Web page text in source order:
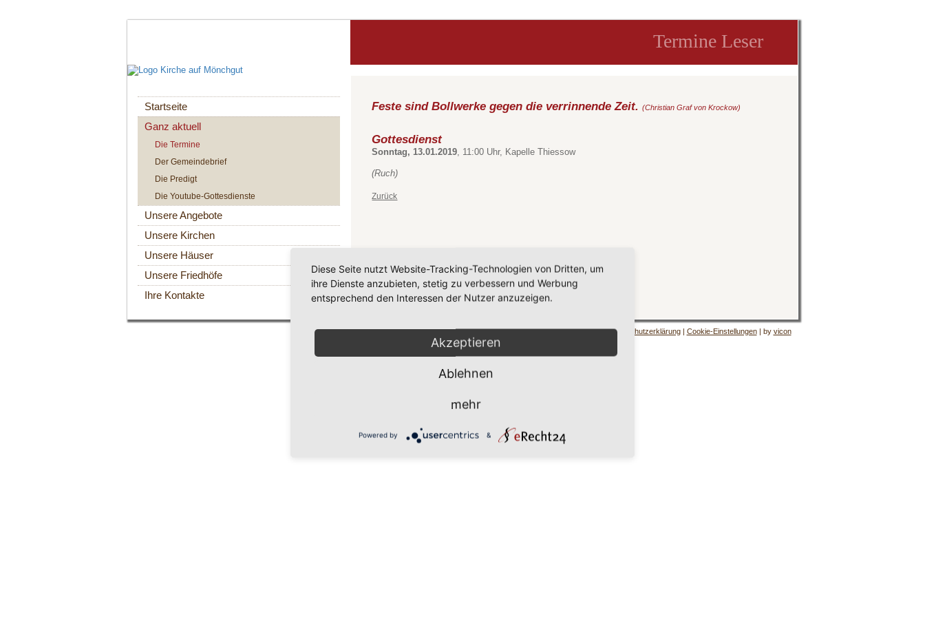
Termine Leser
Feste sind Bollwerke gegen die verrinnende Zeit.(Christian Graf von Krockow)
Gottesdienst
Sonntag, 13.01.2019, 11:00 Uhr, Kapelle Thiessow
(Ruch)
Zurück
Navigation
überspringen
Startseite
Ganz aktuell
Die Termine
Der Gemeindebrief
Die Predigt
Die Youtube-Gottesdienste
Unsere Angebote
Unsere Kirchen
Unsere Häuser
Unsere Friedhöfe
Ihre Kontakte
Mönchgut 2026 |Impressum|Datenschutzerklärung| Cookie-Einstellungen| by vicon
Diese Seite nutzt Website-Tracking-Technologien von Dritten, um
ihre Dienste anzubieten, stetig zu verbessern und Werbung
entsprechend den Interessen der Nutzer anzuzeigen.
Akzeptieren
Ablehnen
mehr
Powered by &